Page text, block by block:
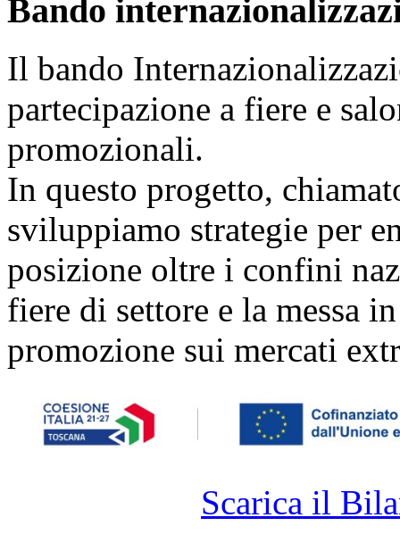
Bando
Il bando
partecipazione a fiere e
promozionali.
In questo progetto,
sviluppiamo strategie per
posizione oltre i confini
fiere di settore e la messa
promozione sui mercati
Scarica il